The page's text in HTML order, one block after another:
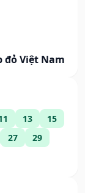
Việt Nam
13
15
27
29